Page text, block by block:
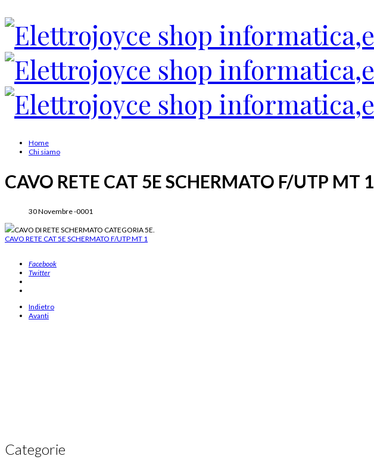
Home
Chi siamo
CAVO RETE CAT 5E SCHERMATO F/UTP MT 1
30 Novembre -0001
CAVO DI RETE SCHERMATO CATEGORIA 5E.
CAVO RETE CAT 5E SCHERMATO F/UTP MT 1
Facebook
Twitter
Indietro
Avanti
Categorie